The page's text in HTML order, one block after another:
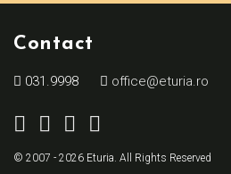
Contact
031.9998 office@eturia.ro
© 2007 - 2026 Eturia. All Rights Reserved